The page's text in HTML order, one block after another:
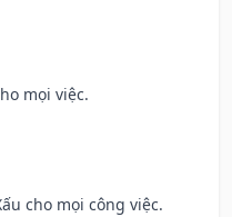
mọi việc.
cho mọi công việc.